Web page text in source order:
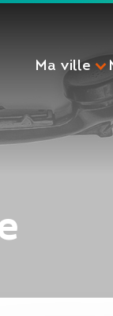
Ma ville